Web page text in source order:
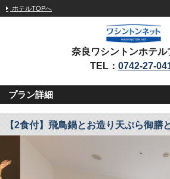
ホテルTOPへ
奈良ワシントンホテル
TEL： 0742-27-
プラン詳細
【2食付】飛鳥鍋とお造り天ぷら御膳